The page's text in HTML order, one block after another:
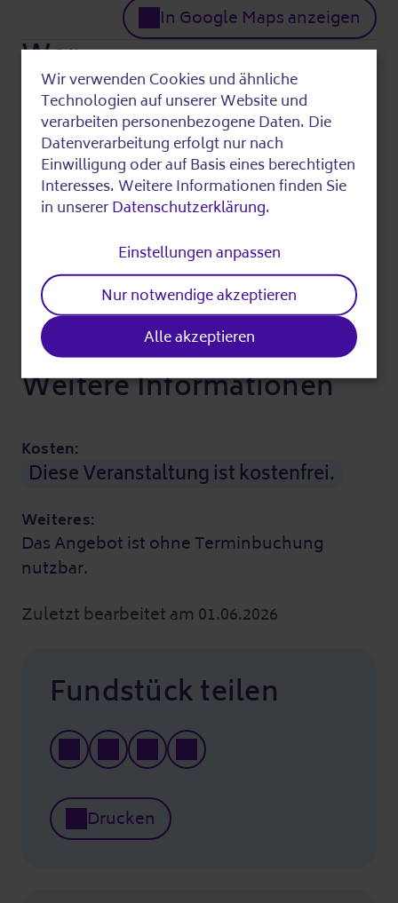
In Google Maps anzeigen
Wer
Unterstützt durch:
Mittel der resortübergreifenden
Gemeinschaftsinitiative sowie im Programm
Kultur und Bibliotheken im Stadtteil
(KuBiST) des Europäischen Fonds für
regionale Entwicklung (EFRE)
Fragen beantwortet:
Sophie
030 5445330533 (Das Infotelefon von
Silbernetz e. V.)
Weitere Informationen
Kosten:
Diese Veranstaltung ist kostenfrei.
Weiteres:
Das Angebot ist ohne Terminbuchung
nutzbar.
Zuletzt bearbeitet am 01.06.2026
Fundstück teilen
Drucken
Use
of
personal
data
and
cookies
Wir verwenden Cookies und ähnliche
Technologien auf unserer Website und
verarbeiten personenbezogene Daten. Die
Datenverarbeitung erfolgt nur nach
Einwilligung oder auf Basis eines berechtigten
Interesses. Weitere Informationen finden Sie
in unsererDatenschutzerklärung.
Einstellungen anpassen
Nur notwendige akzeptieren
Alle akzeptieren